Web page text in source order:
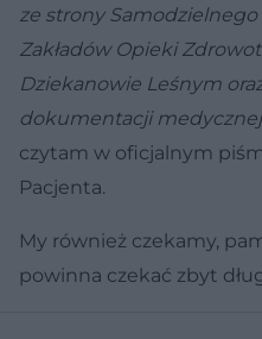
ze strony
Zakładów Opieki
Dziekanowie Leśnym
dokumentacji
czytam w oficjalnym
Pacjenta.
My również czekamy,
powinna czekać zbyt